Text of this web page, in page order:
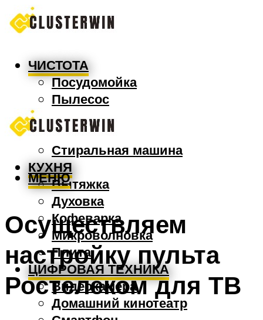
ЧИСТОТА
Посудомойка
Пылесос
Утюг
Швабра
Стиральная машина
КУХНЯ
Вытяжка
Духовка
Кофеварка
Микроволновка
Плита
ЦИФРОВАЯ ТЕХНИКА
Видеокамера
Домашний кинотеатр
МЕНЮ
Осуществляем
настройку пульта
Ростелеком для ТВ